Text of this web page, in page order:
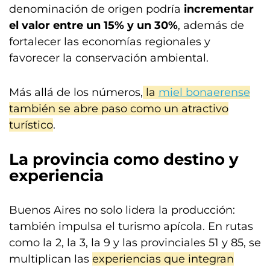
denominación de origen podría incrementar
el valor entre un 15% y un 30%, además de
fortalecer las economías regionales y
favorecer la conservación ambiental.
Más allá de los números, la miel bonaerense
también se abre paso como un atractivo
turístico.
La provincia como destino y
experiencia
Buenos Aires no solo lidera la producción:
también impulsa el turismo apícola. En rutas
como la 2, la 3, la 9 y las provinciales 51 y 85, se
multiplican las experiencias que integran